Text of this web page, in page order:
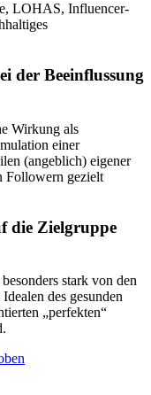
LOHAS, Influencer-
der Beeinflussung
Wirkung als
einer
(angeblich) eigener
Followern gezielt
die Zielgruppe
stark von den
des gesunden
„perfekten“